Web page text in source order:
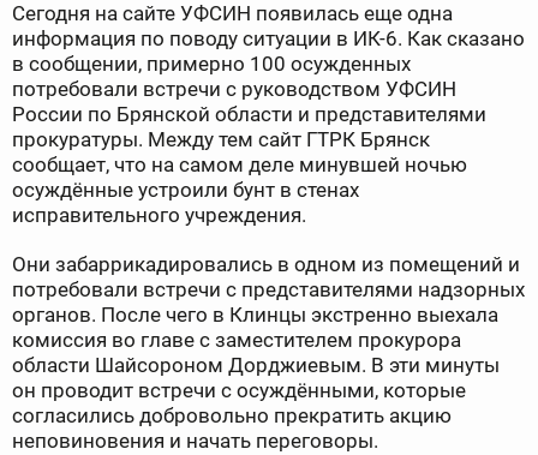
Сегодня на сайте УФСИН появилась еще одна
информация по поводу ситуации в ИК-6. Как сказано
в сообщении, примерно 100 осужденных
потребовали встречи с руководством УФСИН
России по Брянской области и представителями
прокуратуры. Между тем сайт ГТРК Брянск
сообщает, что на самом деле минувшей ночью
осуждённые устроили бунт в стенах
исправительного учреждения.
Они забаррикадировались в одном из помещений и
потребовали встречи с представителями надзорных
органов. После чего в Клинцы экстренно выехала
комиссия во главе с заместителем прокурора
области Шайсороном Дорджиевым. В эти минуты
он проводит встречи с осуждёнными, которые
согласились добровольно прекратить акцию
неповиновения и начать переговоры.